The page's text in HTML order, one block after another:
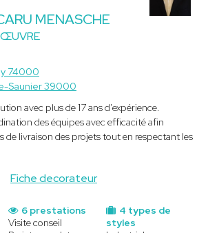
MENASCHE
Fiche decorateur
74000
Saunier 39000
avec plus de 17 ans d'expérience.
des équipes avec efficacité afin
de livraison des projets tout en respectant les
4 types de
styles
6 prestations
Visite conseil